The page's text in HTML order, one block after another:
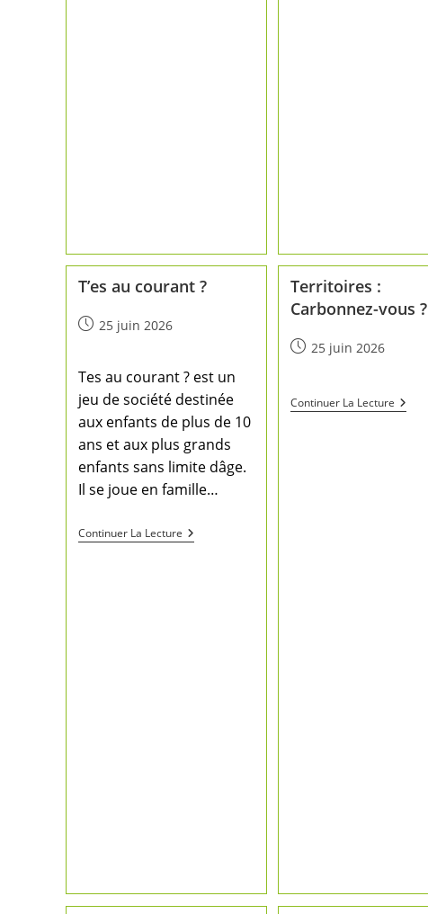
T’es au courant ?
25 juin 2026
Tes au courant ? est un
jeu de société destinée
aux enfants de plus de 10
ans et aux plus grands
enfants sans limite dâge.
Il se joue en famille…
Continuer La Lecture
Territoires :
Carbonnez-vous ?
25 juin 2026
Continuer La Lecture